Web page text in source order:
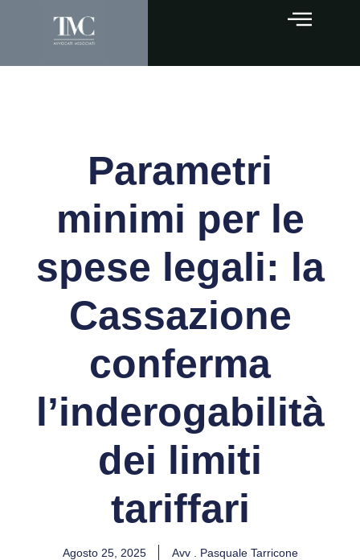
Parametri
minimi per le
spese legali: la
Cassazione
conferma
l’inderogabilità
dei limiti
tariffari
Agosto 25, 2025 Avv . Pasquale Tarricone